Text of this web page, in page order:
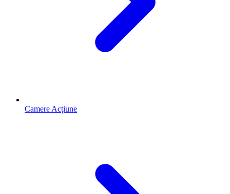
Camere Acțiune